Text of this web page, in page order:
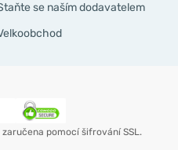
se naším dodavatelem
pomocí šifrování SSL.